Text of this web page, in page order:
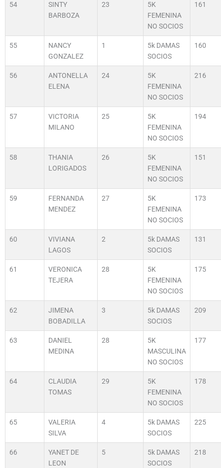
54
SINTY
BARBOZA
23
5K
FEMENINA
NO SOCIOS
161
55
NANCY
GONZALEZ
1
5k DAMAS
SOCIOS
160
56
ANTONELLA
ELENA
24
5K
FEMENINA
NO SOCIOS
216
57
VICTORIA
MILANO
25
5K
FEMENINA
NO SOCIOS
194
58
THANIA
LORIGADOS
26
5K
FEMENINA
NO SOCIOS
151
59
FERNANDA
MENDEZ
27
5K
FEMENINA
NO SOCIOS
173
60
VIVIANA
LAGOS
2
5k DAMAS
SOCIOS
131
61
VERONICA
TEJERA
28
5K
FEMENINA
NO SOCIOS
175
62
JIMENA
BOBADILLA
3
5k DAMAS
SOCIOS
209
63
DANIEL
MEDINA
28
5K
MASCULINA
NO SOCIOS
177
64
CLAUDIA
TOMAS
29
5K
FEMENINA
NO SOCIOS
178
65
VALERIA
SILVA
4
5k DAMAS
SOCIOS
225
66
YANET DE
LEON
5
5k DAMAS
SOCIOS
218